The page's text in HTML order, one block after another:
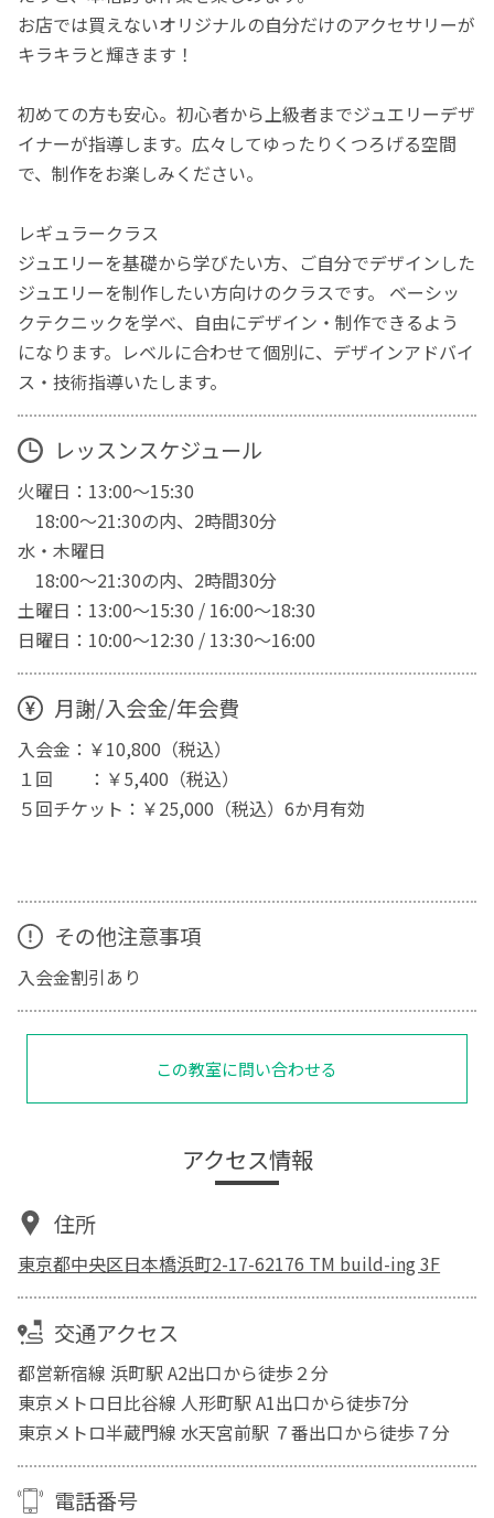
お店では買えないオリジナルの自分だけのアクセサリーが
キラキラと輝きます！
初めての方も安心。初心者から上級者までジュエリーデザ
イナーが指導します。広々してゆったりくつろげる空間
で、制作をお楽しみください。
レギュラークラス
ジュエリーを基礎から学びたい方、ご自分でデザインした
ジュエリーを制作したい方向けのクラスです。 ベーシッ
クテクニックを学べ、自由にデザイン・制作できるよう
になります。レベルに合わせて個別に、デザインアドバイ
ス・技術指導いたします。
レッスンスケジュール
火曜日：13:00～15:30
18:00～21:30の内、2時間30分
水・木曜日
18:00～21:30の内、2時間30分
土曜日：13:00～15:30 / 16:00～18:30
日曜日：10:00～12:30 / 13:30～16:00
月謝/入会金/年会費
入会金：￥10,800（税込）
１回 ：￥5,400（税込）
５回チケット：￥25,000（税込）6か月有効
その他注意事項
入会金割引あり
この教室に問い合わせる
アクセス情報
住所
東京都中央区日本橋浜町2-17-62176 TM build-ing 3F
交通アクセス
都営新宿線 浜町駅 A2出口から徒歩２分
東京メトロ日比谷線 人形町駅 A1出口から徒歩7分
東京メトロ半蔵門線 水天宮前駅 ７番出口から徒歩７分
電話番号